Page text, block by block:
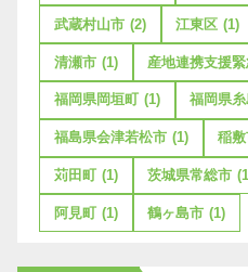
武蔵村山市 (2) 江東区 (1)
清瀬市 (1) 産地連携支援
福岡県岡垣町 (1) 福岡県
福島県会津若松市 (1) 稲
苅田町 (1) 茨城県常総市
阿見町 (1) 鶴ヶ島市 (1)